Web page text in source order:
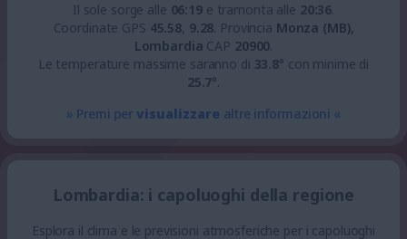
Il sole sorge alle 06:19e tramonta alle 20:36.
Coordinate GPS 45.58, 9.28. Provincia Monza (MB),
Lombardia CAP 20900.
Le temperature massime saranno di 33.8° con minime di
25.7°.
» Premi pervisualizzare altre informazioni «
Lombardia: i capoluoghi della regione
Esplora il clima e le previsioni atmosferiche per i capoluoghi